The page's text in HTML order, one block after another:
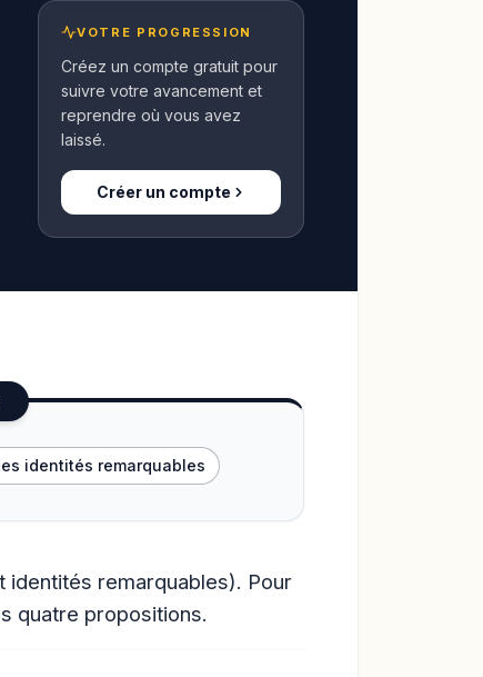
VOTRE PROGRESSION
Créez un compte gratuit pour
suivre votre avancement et
reprendre où vous avez
laissé.
Créer un compte
identités remarquables
identités remarquables). Pour
quatre propositions.